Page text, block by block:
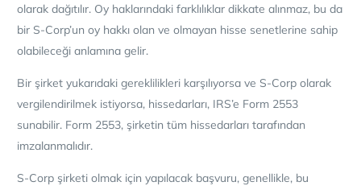
olarak dağıtılır. Oy haklarındaki farklılıklar dikkate alınmaz, bu da
bir S-Corp’un oy hakkı olan ve olmayan hisse senetlerine sahip
olabileceği anlamına gelir.
Bir şirket yukarıdaki gereklilikleri karşılıyorsa ve S-Corp olarak
vergilendirilmek istiyorsa, hissedarları, IRS’e Form 2553
sunabilir. Form 2553, şirketin tüm hissedarları tarafından
imzalanmalıdır.
S-Corp şirketi olmak için yapılacak başvuru, genellikle, bu